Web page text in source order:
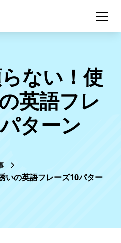
ない！使
英語フレ
ターン
いの英語フレーズ10パター